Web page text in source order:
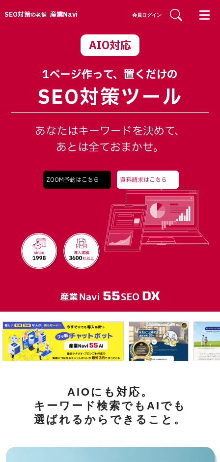
SEO対策の老舗 産業Navi 会員ログイン
AIO対応
1ページ作って、置くだけの
SEO対策ツール
あなたはキーワードを決めて、
あとは全ておまかせ。
ZOOM予約はこちら 資料請求はこちら
AIOにも対応。
キーワード検索でもAIでも
選ばれるからできること。